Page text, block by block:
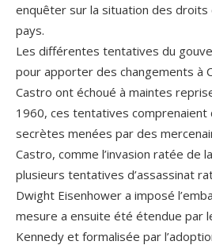
enquêter sur la situation des droits
pays.
Les différentes tentatives du
pour apporter des changements à
Castro ont échoué à maintes
1960, ces tentatives comprenaient
secrètes menées par des
Castro, comme l’invasion ratée de
plusieurs tentatives d’assassinat
Dwight Eisenhower a imposé
mesure a ensuite été étendue par
Kennedy et formalisée par